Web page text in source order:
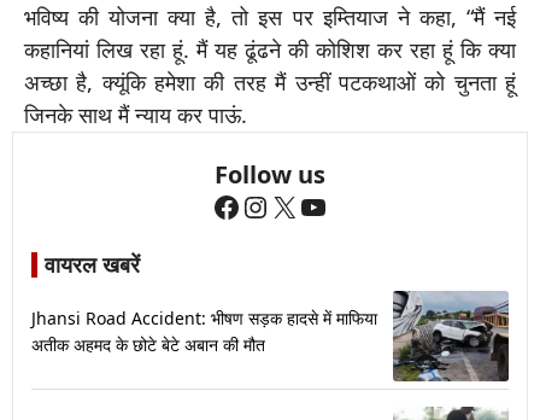
भविष्य की योजना क्या है, तो इस पर इम्तियाज ने कहा, “मैं नई
कहानियां लिख रहा हूं. मैं यह ढूंढने की कोशिश कर रहा हूं कि क्या
अच्छा है, क्यूंकि हमेशा की तरह मैं उन्हीं पटकथाओं को चुनता हूं
जिनके साथ मैं न्याय कर पाऊं.
Follow us
Facebook
Instagram
X YouTube
वायरल खबरें
Jhansi Road Accident: भीषण सड़क हादसे में माफिया
अतीक अहमद के छोटे बेटे अबान की मौत